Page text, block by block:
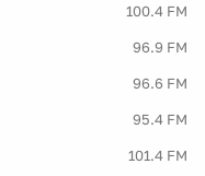
100.4 FM
96.9 FM
96.6 FM
95.4 FM
101.4 FM